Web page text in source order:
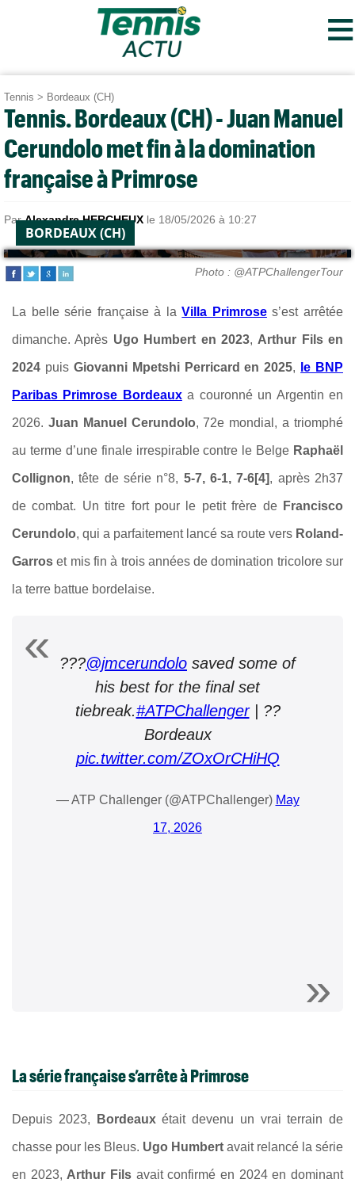
≡
Tennis > Bordeaux (CH)
Tennis. Bordeaux (CH) - Juan Manuel
Cerundolo met fin à la domination
française à Primrose
ParAlexandre HERCHEUX le 18/05/2026 à 10:27
BORDEAUX (CH)
Photo : @ATPChallengerTour
La belle série française à laVilla Primroses’est arrêtée
dimanche. Après Ugo Humbert en 2023, Arthur Fils en
2024 puis Giovanni Mpetshi Perricard en 2025, le BNP
Paribas Primrose Bordeauxa couronné un Argentin en
2026. Juan Manuel Cerundolo, 72e mondial, a triomphé
au terme d’une finale irrespirable contre le Belge Raphaël
Collignon, tête de série n°8, 5-7, 6-1, 7-6[4], après 2h37
de combat. Un titre fort pour le petit frère de Francisco
Cerundolo, qui a parfaitement lancé sa route vers Roland-
Garros et mis fin à trois années de domination tricolore sur
la terre battue bordelaise.
???@jmcerundolo saved some of
his best for the final set
tiebreak.#ATPChallenger| ??
Bordeaux
pic.twitter.com/ZOxOrCHiHQ
— ATP Challenger (@ATPChallenger) May
17, 2026
La série française s’arrête à Primrose
Depuis 2023, Bordeauxétait devenu un vrai terrain de
chasse pour les Bleus. Ugo Humbert avait relancé la série
en 2023, Arthur Fils avait confirmé en 2024 en dominant